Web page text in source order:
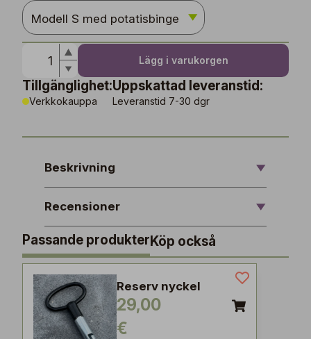
Lägg i varukorgen
Tillgänglighet:
Verkkokauppa
Uppskattad leveranstid:
Leveranstid 7-30 dgr
Beskrivning
Recensioner
Passande produkterKöp också
Reserv nyckel
29,00
€